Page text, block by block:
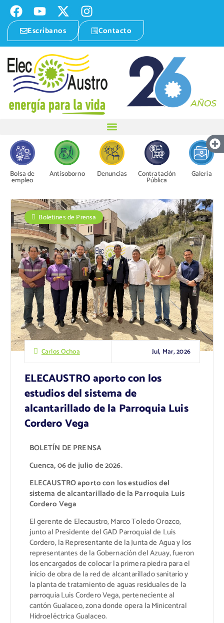
Escríbanos Contacto
Bolsa de
empleo
Antisoborno Denuncias Contratación
Pública
Galería
Carlos Ochoa Jul, Mar, 2026
Boletines de Prensa
ELECAUSTRO aporto con los
estudios del sistema de
alcantarillado de la Parroquia Luis
Cordero Vega
BOLETÍN DE PRENSA
Cuenca, 06 de julio de 2026.
ELECAUSTRO aporto con los estudios del
sistema de alcantarillado de la Parroquia Luis
Cordero Vega
El gerente de Elecaustro, Marco Toledo Orozco,
junto al Presidente del GAD Parroquial de Luis
Cordero, la Representante de la Junta de Agua y los
representantes de la Gobernación del Azuay, fueron
los encargados de colocar la primera piedra para el
inicio de obra de la red de alcantarillado sanitario y
la planta de tratamiento de aguas residuales de la
parroquia Luis Cordero Vega, perteneciente al
cantón Gualaceo, zona donde opera la Minicentral
Hidroeléctrica Gualaceo.